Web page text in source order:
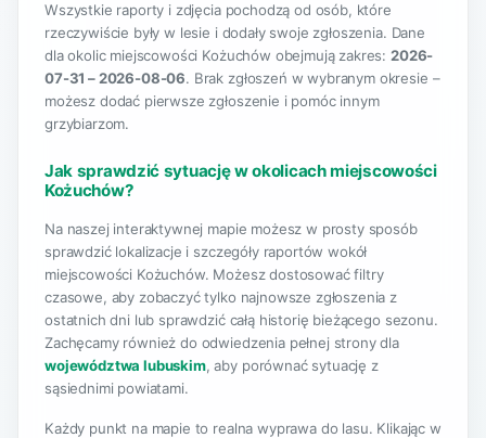
Wszystkie raporty i zdjęcia pochodzą od osób, które
rzeczywiście były w lesie i dodały swoje zgłoszenia. Dane
dla okolic miejscowości Kożuchów obejmują zakres: 2026-
07-31 – 2026-08-06. Brak zgłoszeń w wybranym okresie –
możesz dodać pierwsze zgłoszenie i pomóc innym
grzybiarzom.
Jak sprawdzić sytuację w okolicach miejscowości
Kożuchów?
Na naszej interaktywnej mapie możesz w prosty sposób
sprawdzić lokalizacje i szczegóły raportów wokół
miejscowości Kożuchów. Możesz dostosować filtry
czasowe, aby zobaczyć tylko najnowsze zgłoszenia z
ostatnich dni lub sprawdzić całą historię bieżącego sezonu.
Zachęcamy również do odwiedzenia pełnej strony dla
województwa lubuskim, aby porównać sytuację z
sąsiednimi powiatami.
Każdy punkt na mapie to realna wyprawa do lasu. Klikając w